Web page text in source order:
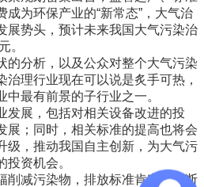
为环保产业的“新常态”，大气治
展势头，预计未来我国大气污染治
。
分析，以及公众对整个大气污染
理行业现在可以说是炙手可热，
最有前景的子行业之一。
展，包括对相关设备改进的投
展；同时，相关标准的提高也将会
级，推动我国自主创新，为大气污
资机会。
减污染物，排放标准肯定会不断